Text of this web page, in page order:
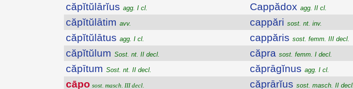
căpĭtŭlārĭus agg. I cl.
căpĭtŭlātim avv.
căpĭtŭlātus agg. I cl.
căpĭtŭlum Sost. nt. II decl.
căpītum Sost. nt. II decl.
cāpo sost. masch. III decl.
Cappădox agg. II cl.
cappări sost. nt. inv.
cappăris sost. femm. III decl.
căpra sost. femm. I decl.
căprāgĭnus agg. I cl.
căprārĭus sost. masch. II decl.